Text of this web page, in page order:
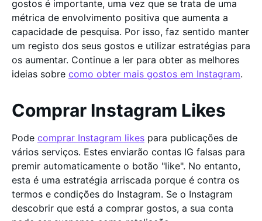
gostos é importante, uma vez que se trata de uma
métrica de envolvimento positiva que aumenta a
capacidade de pesquisa. Por isso, faz sentido manter
um registo dos seus gostos e utilizar estratégias para
os aumentar. Continue a ler para obter as melhores
ideias sobre como obter mais gostos em Instagram.
Comprar Instagram Likes
Pode comprar Instagram likes para publicações de
vários serviços. Estes enviarão contas IG falsas para
premir automaticamente o botão "like". No entanto,
esta é uma estratégia arriscada porque é contra os
termos e condições do Instagram. Se o Instagram
descobrir que está a comprar gostos, a sua conta